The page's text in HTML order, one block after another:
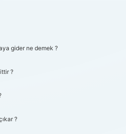
gider ne demek ?
?
?